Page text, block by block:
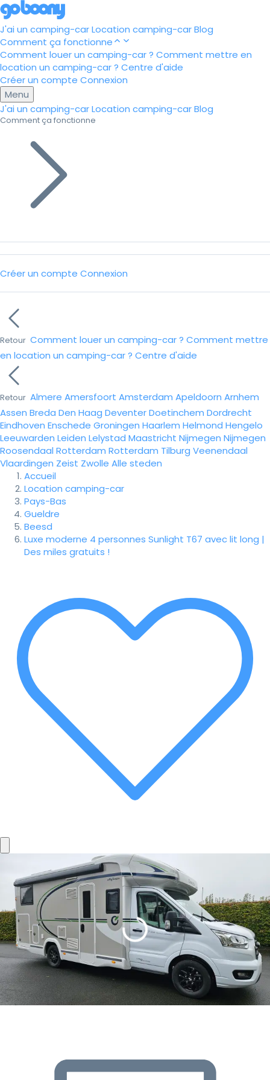
J'ai un camping-carLocation camping-carBlog
Comment ça fonctionne
Comment louer un camping-car ? Comment mettre en
location un camping-car ? Centre d'aide
Créer un compte Connexion
Menu
J'ai un camping-carLocation camping-carBlog
Comment ça fonctionne
Créer un compte Connexion
Retour Comment louer un camping-car ? Comment mettre
en location un camping-car ? Centre d'aide
Retour Almere Amersfoort Amsterdam Apeldoorn Arnhem
Assen Breda Den Haag DeventerDoetinchem Dordrecht
Eindhoven Enschede Groningen Haarlem Helmond Hengelo
Leeuwarden Leiden Lelystad Maastricht Nijmegen Nijmegen
Roosendaal Rotterdam Rotterdam Tilburg Veenendaal
Vlaardingen Zeist Zwolle Alle steden
Accueil
Location camping-car
Pays-Bas
Gueldre
Beesd
Luxe moderne 4 personnes Sunlight T67 avec lit long |
Des miles gratuits !